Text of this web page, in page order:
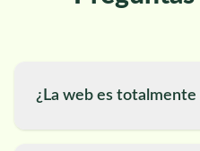
¿La web es